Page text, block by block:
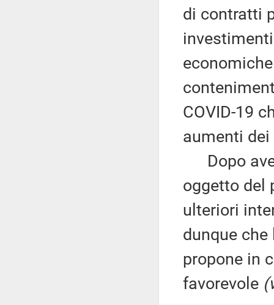
di contratti
COVID-19
aumenti
Dopo
oggetto del
ulteriori
dunque
propone in
favorevole